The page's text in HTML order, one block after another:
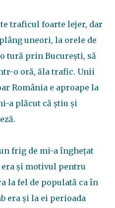
traficul foarte lejer, dar
uneori, la orele de
tură prin București, să
o oră, ăla trafic. Unii
România e aproape la
a plăcut că știu și
frig de mi-a înghețat
era și motivul pentru
la fel de populată ca în
era și la ei perioada